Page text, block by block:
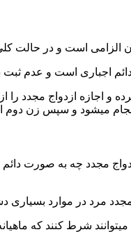
الزامی است و در حالت
دائم اجباری است و عدم
و اجازه ازدواج مجدد
میشود و سپس زن دوم
مجدد چه به صورت دائم
مجدد مرد در موارد بسیاری
شرط کنند که